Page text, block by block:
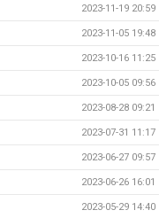
2023-11-19 20:59
2023-11-05 19:48
2023-10-16 11:25
2023-10-05 09:56
2023-08-28 09:21
2023-07-31 11:17
2023-06-27 09:57
2023-06-26 16:01
2023-05-29 14:40